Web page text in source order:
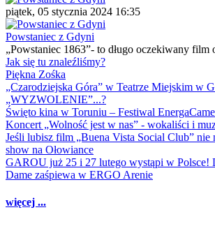
piątek, 05 stycznia 2024 16:35
Powstaniec z Gdyni
„Powstaniec 1863”- to długo oczekiwany film
Jak się tu znaleźliśmy?
Piękna Zośka
„Czarodziejska Góra” w Teatrze Miejskim w
„WYZWOLENIE”...?
Święto kina w Toruniu – Festiwal
Koncert „Wolność jest w nas” - wokaliści i
Jeśli lubisz film „Buena Vista Social Club” nie
show na Ołowiance
GAROU już 25 i 27 lutego wystąpi w Polsce!
Dame zaśpiewa w ERGO Arenie
więcej ...